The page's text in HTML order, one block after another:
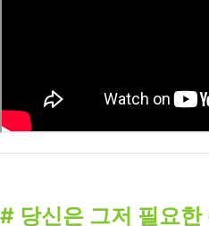
# 당신은 그저 필요